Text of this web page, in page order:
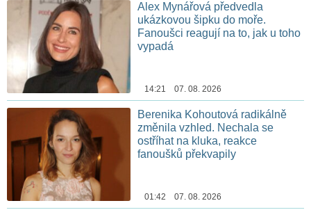
Alex Mynářová předvedla
ukázkovou šipku do moře.
Fanoušci reagují na to, jak u toho
vypadá
14:21 07. 08. 2026
Berenika Kohoutová radikálně
změnila vzhled. Nechala se
ostříhat na kluka, reakce
fanoušků překvapily
01:42 07. 08. 2026